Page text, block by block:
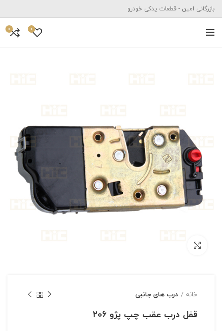
بازرگانی امین - قطعات یدکی خودرو
0
0
خانه درب های جانبی
قفل درب عقب چپ پژو 206